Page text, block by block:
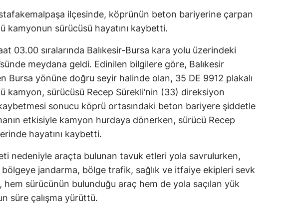
ilçesinde, köprünün beton bariyerine çarpan
kamyonun sürücüsü hayatını kaybetti.
03.00 sıralarında Balıkesir-Bursa kara yolu üzerindeki
meydana geldi. Edinilen bilgilere göre, Balıkesir
Bursa yönüne doğru seyir halinde olan, 35 DE 9912 plakalı
kamyon, sürücüsü Recep Sürekli’nin (33) direksiyon
sonucu köprü ortasındaki beton bariyere şiddetle
etkisiyle kamyon hurdaya dönerken, sürücü Recep
hayatını kaybetti.
nedeniyle araçta bulunan tavuk etleri yola savrulurken,
jandarma, bölge trafik, sağlık ve itfaiye ekipleri sevk
hem sürücünün bulunduğu araç hem de yola saçılan yük
süre çalışma yürüttü.